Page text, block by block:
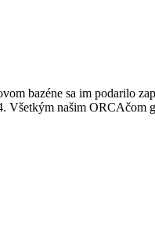
bazéne sa im podarilo
Všetkým našim ORCAčom